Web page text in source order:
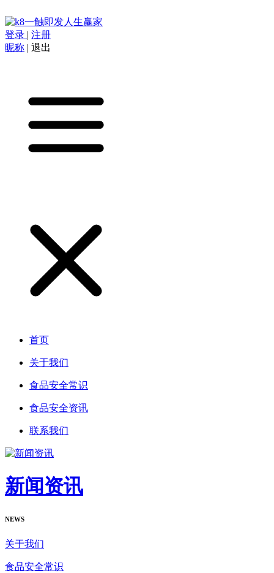
登录 | 注册
昵称 | 退出
首页
关于我们
食品安全常识
食品安全资讯
联系我们
新闻资讯
NEWS
关于我们
食品安全常识